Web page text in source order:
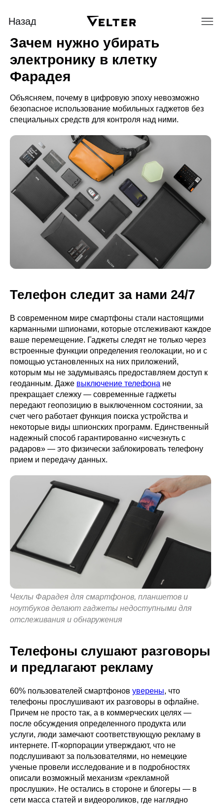
Зачем нужно убирать
электронику в клетку
Фарадея
Объясняем, почему в цифровую эпоху невозможно
безопасное использование мобильных гаджетов без
специальных средств для контроля над ними.
Телефон следит за нами 24/7
В современном мире смартфоны стали настоящими
карманными шпионами, которые отслеживают каждое
ваше перемещение. Гаджеты следят не только через
встроенные функции определения геолокации, но и с
помощью установленных на них приложений,
которым мы не задумываясь предоставляем доступ к
геоданным. Даже выключение телефона не
прекращает слежку — современные гаджеты
передают геопозицию в выключенном состоянии, за
счет чего работает функция поиска устройства и
некоторые виды шпионских программ. Единственный
надежный способ гарантированно «исчезнуть с
радаров» — это физически заблокировать телефону
прием и передачу данных.
Чехлы Фарадея для смартфонов, планшетов и
ноутбуков делают гаджеты недоступными для
отслеживания и обнаружения
Телефоны слушают разговоры
и предлагают рекламу
60% пользователей смартфонов уверены, что
телефоны прослушивают их разговоры в офлайне.
Причем не просто так, а в коммерческих целях —
после обсуждения определенного продукта или
услуги, люди замечают соответствующую рекламу в
интернете. IT-корпорации утверждают, что не
подслушивают за пользователями, но немецкие
ученые провели исследование и в подробностях
описали возможный механизм «рекламной
прослушки». Не остались в стороне и блогеры — в
сети масса статей и видеороликов, где наглядно